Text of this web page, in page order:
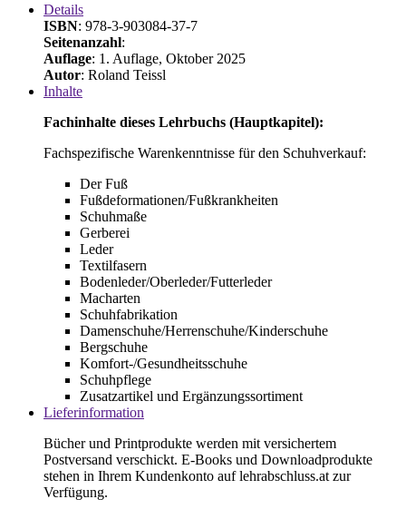
Details
ISBN: 978-3-903084-37-7
Seitenanzahl:
Auflage: 1. Auflage, Oktober 2025
Autor: Roland Teissl
Inhalte
Fachinhalte dieses Lehrbuchs (Hauptkapitel):
Fachspezifische Warenkenntnisse für den Schuhverkauf:
Der Fuß
Fußdeformationen/Fußkrankheiten
Schuhmaße
Gerberei
Leder
Textilfasern
Bodenleder/Oberleder/Futterleder
Macharten
Schuhfabrikation
Damenschuhe/Herrenschuhe/Kinderschuhe
Bergschuhe
Komfort-/Gesundheitsschuhe
Schuhpflege
Zusatzartikel und Ergänzungssortiment
Lieferinformation
Bücher und Printprodukte werden mit versichertem
Postversand verschickt. E-Books und Downloadprodukte
stehen in Ihrem Kundenkonto auf lehrabschluss.at zur
Verfügung.